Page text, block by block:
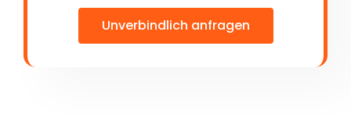
Unverbindlich anfragen